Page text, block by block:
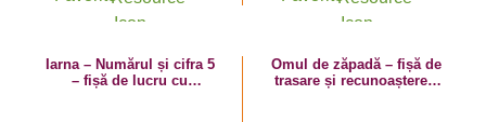
Iarna – Numărul și cifra 5
– fișă de lucru cu
Omul de zăpadă – fișă de
trasare și recunoaștere a